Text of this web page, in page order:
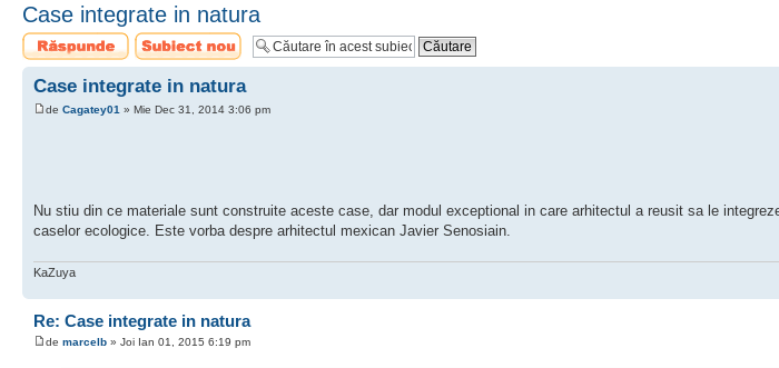
Case integrate in natura
Scrie un răspuns
Scrie un subiect
nou
Case integrate in natura
de Cagatey01 » Mie Dec 31, 2014 3:06 pm
Nu stiu din ce materiale sunt construite aceste case, dar modul exceptional in care arhitectul a reusit sa le
caselor ecologice. Este vorba despre arhitectul mexican Javier Senosiain.
KaZuya
Re: Case integrate in natura
de marcelb » Joi Ian 01, 2015 6:19 pm